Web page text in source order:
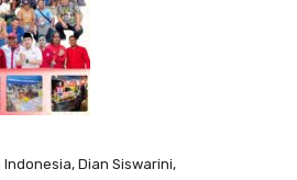
Dian Siswarini,